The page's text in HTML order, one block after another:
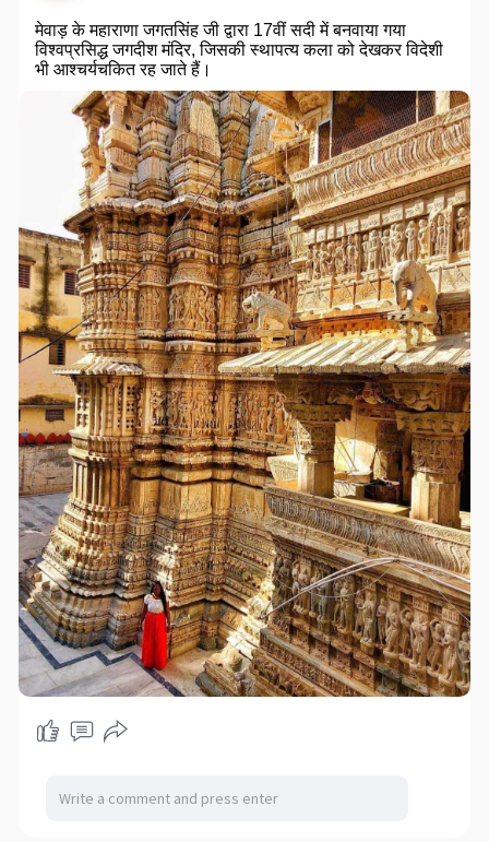
मेवाड़ के महाराणा जगतसिंह जी द्वारा 17वीं सदी में बनवाया गया
विश्वप्रसिद्ध जगदीश मंदिर, जिसकी स्थापत्य कला को देखकर विदेशी
भी आश्चर्यचकित रह जाते हैं।